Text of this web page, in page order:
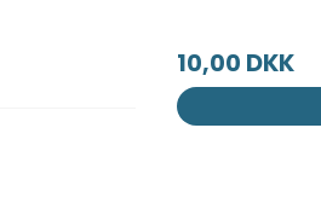
10,00 DKK